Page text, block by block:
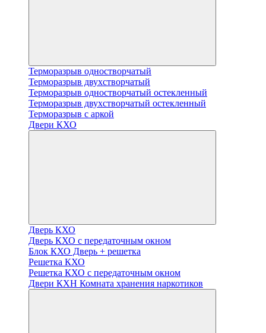
Терморазрыв одностворчатый
Терморазрыв двухстворчатый
Терморазрыв одностворчатый остекленный
Терморазрыв двухстворчатый остекленный
Терморазрыв с аркой
Двери КХО
Дверь КХО
Дверь КХО с передаточным окном
Блок КХО Дверь + решетка
Решетка КХО
Решетка КХО с передаточным окном
Двери КХН Комната хранения наркотиков